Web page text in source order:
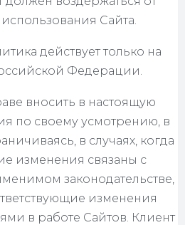
Сайта.
действует только на
Федерации.
вносить в настоящую
по своему усмотрению, в
в случаях, когда
изменения связаны с
законодательстве,
изменения
в работе Сайтов. Клиент